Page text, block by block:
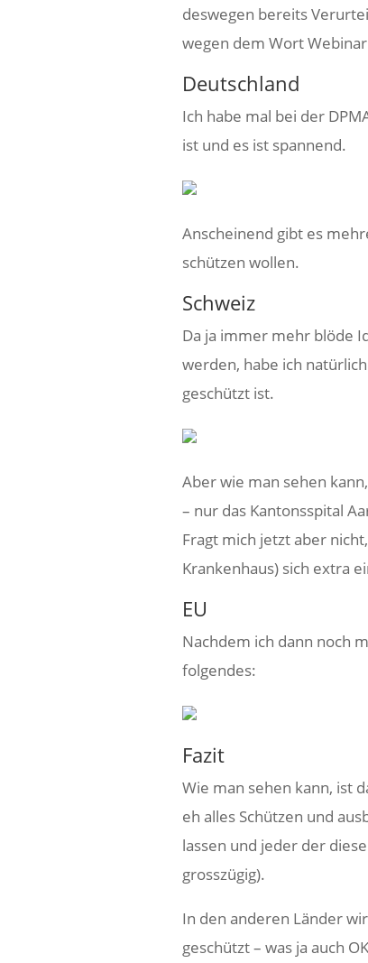
deswegen bereits
wegen dem Wort
Deutschland
Ich habe mal bei der
ist und es ist spannend.
Anscheinend gibt es
schützen wollen.
Schweiz
Da ja immer mehr blöde
werden, habe ich
geschützt ist.
Aber wie man sehen
– nur das Kantonsspital
Fragt mich jetzt aber
Krankenhaus) sich extra
EU
Nachdem ich dann noch
folgendes:
Fazit
Wie man sehen kann, ist
eh alles Schützen und
lassen und jeder der
grosszügig).
In den anderen Länder
geschützt – was ja auch